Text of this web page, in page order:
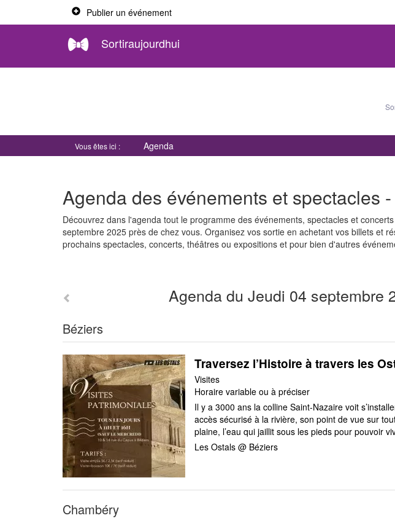
Publier un événement
Sortiraujourdhui
Vous êtes ici : Agenda
Agenda des événements et spectacles
Découvrez dans l'agenda tout le programme des événements, spectacles et
septembre 2025 près de chez vous. Organisez vos sortie en achetant vos billets et
prochains spectacles, concerts, théâtres ou expositions et pour bien d'autres
Agenda du Jeudi 04 septembre
Béziers
Traversez l’Histoire à travers les
Visites
Horaire variable ou à préciser
Il y a 3000 ans la colline Saint-Nazaire voit
accès sécurisé à la rivière, son point de vue sur
plaine, l’eau qui jaillit sous les pieds pour pouvoir
Les Ostals @ Béziers
Chambéry